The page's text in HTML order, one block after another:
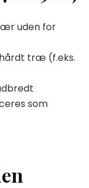
uden for
hårdt træ (f.eks.
som